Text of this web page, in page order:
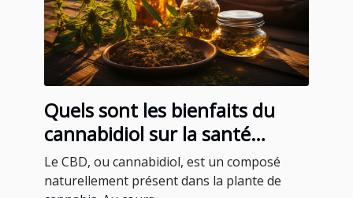
Quels sont les bienfaits du
cannabidiol sur la santé
humaine ?
Le CBD, ou cannabidiol, est un composé
naturellement présent dans la plante de